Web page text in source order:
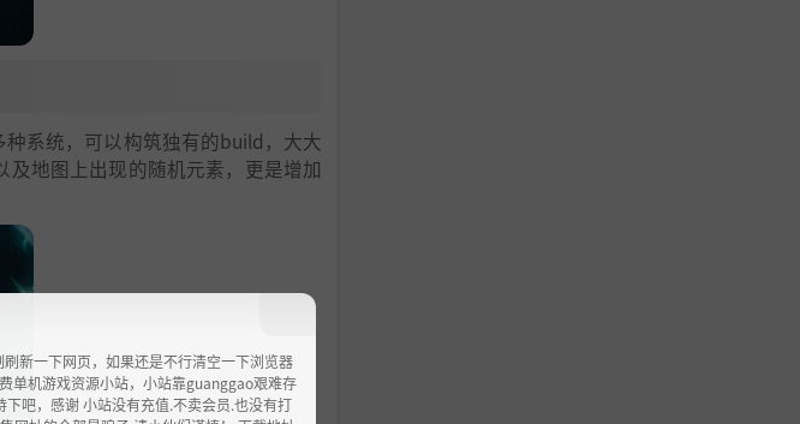
系统，可以构筑独有的build，大大
地图上出现的随机元素，更是增加
新一下网页，如果还是不行清空一下浏览器
单机游戏资源小站，小站靠guanggao艰难存
吧，感谢 小站没有充值.不卖会员.也没有打